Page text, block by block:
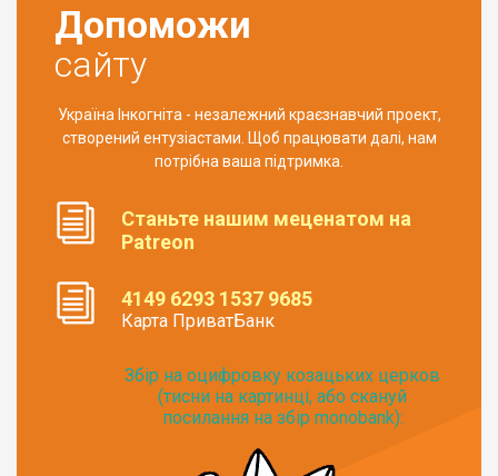
Допоможи
сайту
Україна Інкогніта - незалежний краєзнавчий проект,
створений ентузіастами. Щоб працювати далі, нам
потрібна ваша підтримка.
Станьте нашим меценатом на
Patreon
4149 6293 1537 9685
Карта ПриватБанк
Збір на оцифровку козацьких церков
(тисни на картинці, або скануй
посилання на збір monobank):